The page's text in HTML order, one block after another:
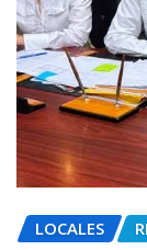
LOCALES